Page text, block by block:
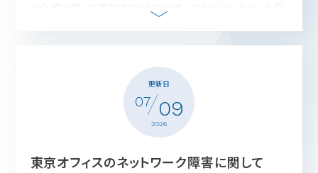
ク全般に関して不安定な状態が続いておりましたが、本日
迷惑とご心配をおかけしましたことを深くお詫び申し上げ
今後とも変わらぬご愛顧を賜りますよう、よろしくお願い申
更新日
07 09
2026
東京オフィスのネットワーク障害に関して